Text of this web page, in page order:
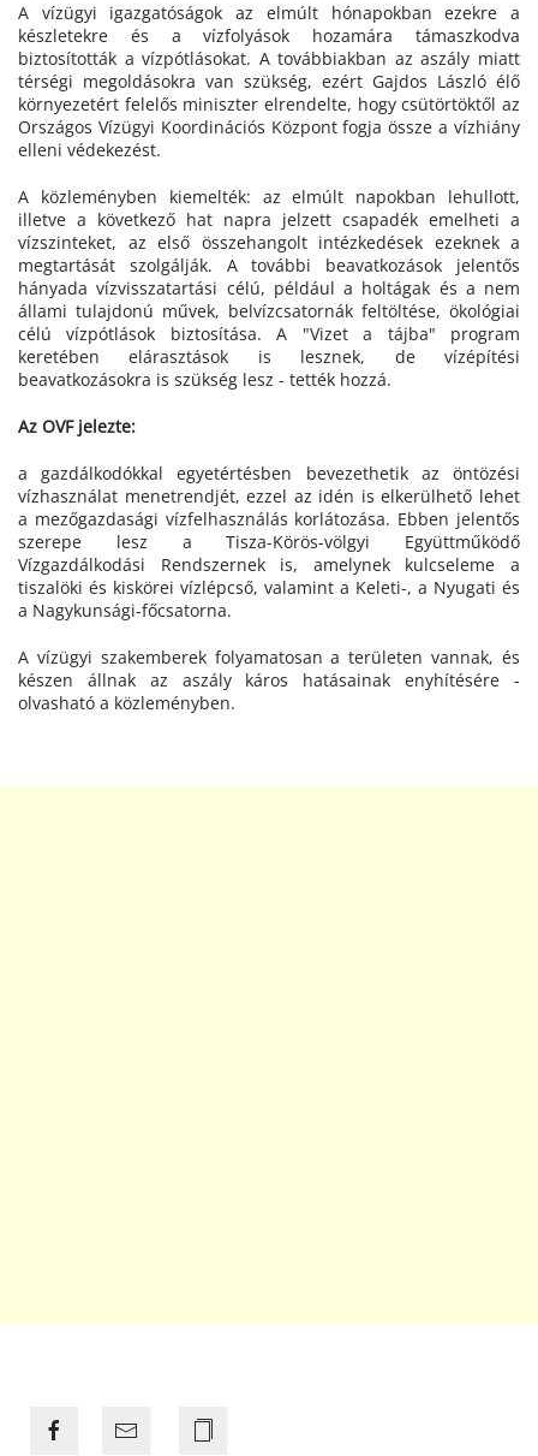
A vízügyi igazgatóságok az elmúlt hónapokban ezekre a
készletekre és a vízfolyások hozamára támaszkodva
biztosították a vízpótlásokat. A továbbiakban az aszály miatt
térségi megoldásokra van szükség, ezért Gajdos László élő
környezetért felelős miniszter elrendelte, hogy csütörtöktől az
Országos Vízügyi Koordinációs Központ fogja össze a vízhiány
elleni védekezést.
A közleményben kiemelték: az elmúlt napokban lehullott,
illetve a következő hat napra jelzett csapadék emelheti a
vízszinteket, az első összehangolt intézkedések ezeknek a
megtartását szolgálják. A további beavatkozások jelentős
hányada vízvisszatartási célú, például a holtágak és a nem
állami tulajdonú művek, belvízcsatornák feltöltése, ökológiai
célú vízpótlások biztosítása. A "Vizet a tájba" program
keretében elárasztások is lesznek, de vízépítési
beavatkozásokra is szükség lesz - tették hozzá.
Az OVF jelezte:
a gazdálkodókkal egyetértésben bevezethetik az öntözési
vízhasználat menetrendjét, ezzel az idén is elkerülhető lehet
a mezőgazdasági vízfelhasználás korlátozása. Ebben jelentős
szerepe lesz a Tisza-Körös-völgyi Együttműködő
Vízgazdálkodási Rendszernek is, amelynek kulcseleme a
tiszalöki és kiskörei vízlépcső, valamint a Keleti-, a Nyugati és
a Nagykunsági-főcsatorna.
A vízügyi szakemberek folyamatosan a területen vannak, és
készen állnak az aszály káros hatásainak enyhítésére -
olvasható a közleményben.